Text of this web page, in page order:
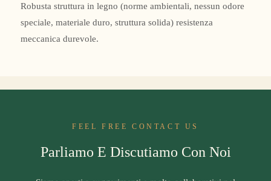
Robusta struttura in legno (norme ambientali, nessun odore
speciale, materiale duro, struttura solida) resistenza
meccanica durevole.
FEEL FREE CONTACT US
Parliamo E Discutiamo Con Noi